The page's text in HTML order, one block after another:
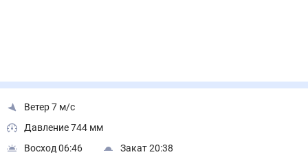
Ветер 7 м/с
Давление 744 мм
Восход 06:46
Закат 20:38